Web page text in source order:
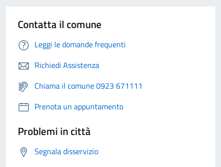
Contatta il comune
Leggi le domande frequenti
Richiedi Assistenza
Chiama il comune 0923 671111
Prenota un appuntamento
Problemi in città
Segnala disservizio